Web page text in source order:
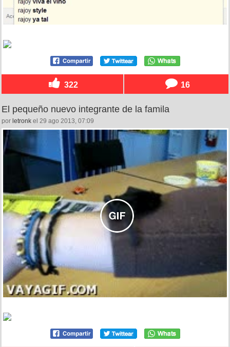
322 16
El pequeño nuevo integrante de la famila
por letronk el 29 ago 2013, 07:09